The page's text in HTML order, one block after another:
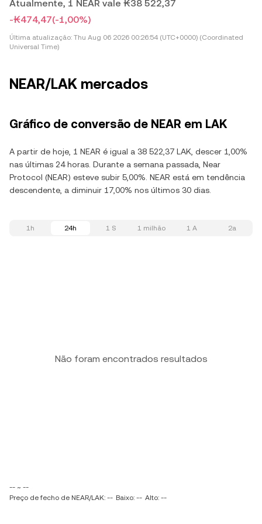
Atualmente, 1 NEAR vale ₭38 522,37
-₭474,47(-1,00%)
Última atualização: Thu Aug 06 2026 00:26:54 (UTC+0000) (Coordinated
Universal Time)
NEAR/LAK mercados
Gráfico de conversão de NEAR em LAK
A partir de hoje, 1 NEAR é igual a 38 522,37 LAK, descer 1,00%
nas últimas 24 horas. Durante a semana passada, Near
Protocol (NEAR) esteve subir 5,00%. NEAR está em tendência
descendente, a diminuir 17,00% nos últimos 30 dias.
1h 24h 1 S 1 milhão 1 A 2a
Não foram encontrados resultados
-- ~ --
Preço de fecho de NEAR/LAK: -- Baixo: -- Alto: --